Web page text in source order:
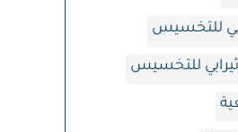
للتخسيس
للتخسيس